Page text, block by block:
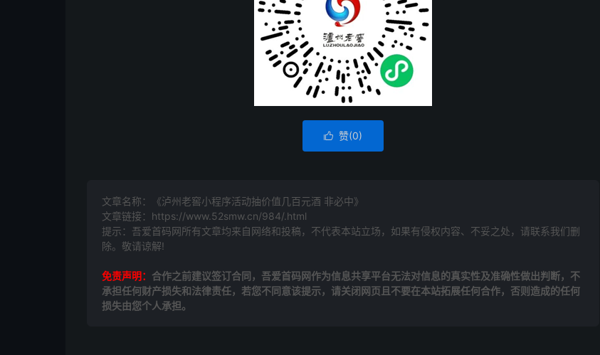
 赞(0)
文章名称：《泸州老窖小程序活动抽价值几百元酒 非必中》
文章链接： https://www.52smw.cn/984/.html
提示：吾爱首码网所有文章均来自网络和投稿，不代表本站立场，如果有侵权内容、不妥之处，请联系我们删
除。敬请谅解!
免责声明： 合作之前建议签订合同，吾爱首码网作为信息共享平台无法对信息的真实性及准确性做出判断，不
承担任何财产损失和法律责任，若您不同意该提示，请关闭网页且不要在本站拓展任何合作，否则造成的任何
损失由您个人承担。